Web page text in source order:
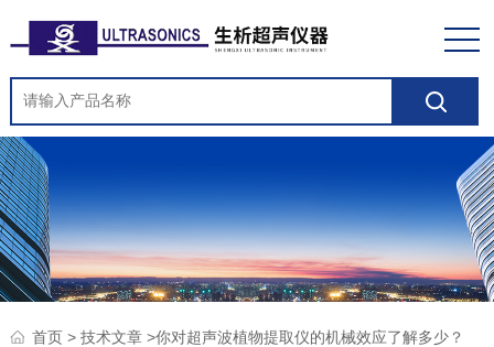
首页> 技术文章>你对超声波植物提取仪的机械效应了解多少？